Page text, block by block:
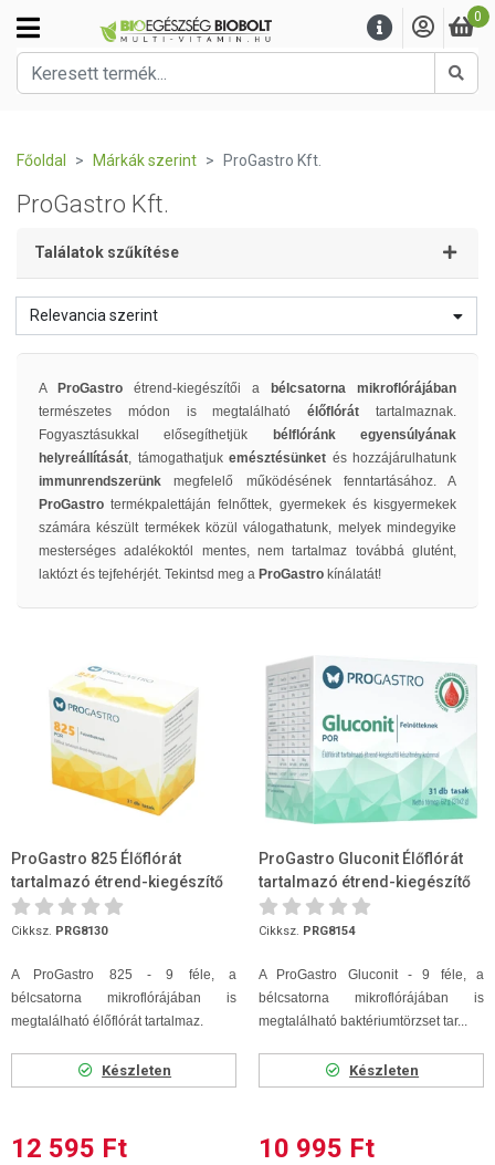
0
Főoldal Márkák szerint ProGastro Kft.
ProGastro Kft.
Találatok szűkítése
Relevancia szerint
A ProGastro étrend-kiegészítői a
bélcsatorna mikroflórájában
természetes módon is megtalálhatóélőflóráttartalmaznak.
Fogyasztásukkal elősegíthetjük
bélflóránk egyensúlyának
helyreállítását, támogathatjuk emésztésünket és hozzájárulhatunk
immunrendszerünkmegfelelő működésének fenntartásához. A
ProGastrotermékpalettáján felnőttek, gyermekek és kisgyermekek
számára készült termékek közül válogathatunk, melyek mindegyike
mesterséges adalékoktól mentes, nem tartalmaz továbbá glutént,
laktózt és tejfehérjét. Tekintsd meg a ProGastro kínálatát!
ProGastro 825 Élőflórát
tartalmazó étrend-kiegészítő
készítmény 31 tasak
Cikksz. PRG8130
A ProGastro 825 - 9 féle, a
bélcsatorna mikroflórájában is
megtalálható élőflórát tartalmaz.
Készleten
12 595 Ft
ProGastro Gluconit Élőflórát
tartalmazó étrend-kiegészítő
készítmény krómmal 31 tasak
Cikksz. PRG8154
A ProGastro Gluconit - 9 féle, a
bélcsatorna mikroflórájában is
megtalálható baktériumtörzset tar...
Készleten
10 995 Ft